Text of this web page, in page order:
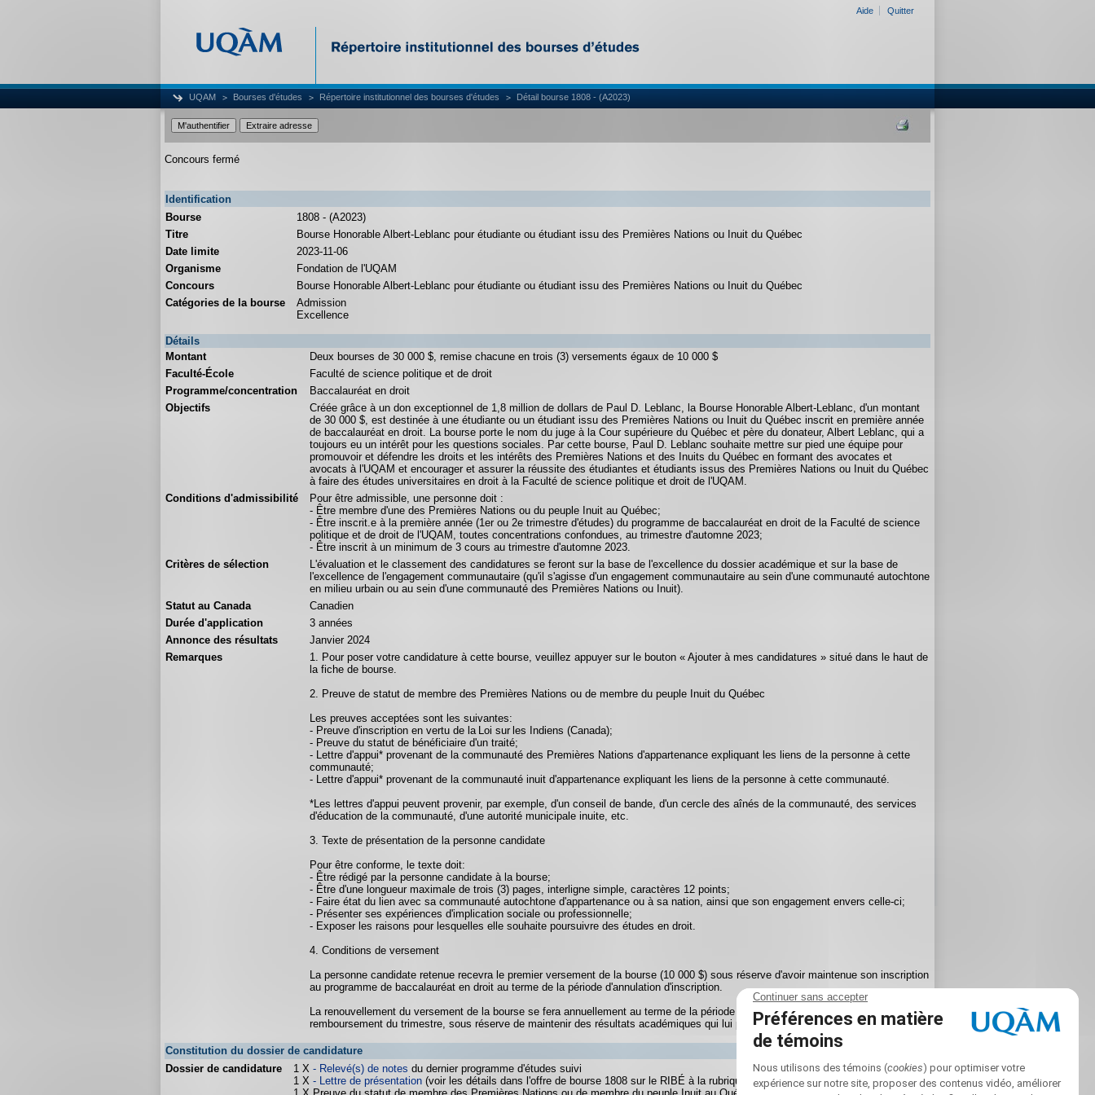
Aide Quitter
UQAM Bourses d'études Répertoire institutionnel des bourses d'études Détail bourse 1808 - (A2023)
Concours fermé
Identification
Bourse
1808 - (A2023)
Titre
Bourse Honorable Albert-Leblanc pour étudiante ou étudiant issu des Premières Nations ou Inuit du Québec
Date limite
2023-11-06
Organisme
Fondation de l'UQAM
Concours
Bourse Honorable Albert-Leblanc pour étudiante ou étudiant issu des Premières Nations ou Inuit du Québec
Catégories de la bourse
Admission
Excellence
Détails
Montant
Deux bourses de 30 000 $, remise chacune en trois (3) versements égaux de 10 000 $
Faculté-École
Faculté de science politique et de droit
Programme/concentration
Baccalauréat en droit
Objectifs
Créée grâce à un don exceptionnel de 1,8 million de dollars de Paul D. Leblanc, la Bourse Honorable Albert-Leblanc, d'un montant
de 30 000 $, est destinée à une étudiante ou un étudiant issu des Premières Nations ou Inuit du Québec inscrit en première année
de baccalauréat en droit. La bourse porte le nom du juge à la Cour supérieure du Québec et père du donateur, Albert Leblanc, qui a
toujours eu un intérêt pour les questions sociales. Par cette bourse, Paul D. Leblanc souhaite mettre sur pied une équipe pour
promouvoir et défendre les droits et les intérêts des Premières Nations et des Inuits du Québec en formant des avocates et
avocats à l'UQAM et encourager et assurer la réussite des étudiantes et étudiants issus des Premières Nations ou Inuit du Québec
à faire des études universitaires en droit à la Faculté de science politique et droit de l'UQAM.
Conditions d'admissibilité
Pour être admissible, une personne doit :
- Être membre d'une des Premières Nations ou du peuple Inuit au Québec;
- Être inscrit.e à la première année (1er ou 2e trimestre d'études) du programme de baccalauréat en droit de la Faculté de science
politique et de droit de l'UQAM, toutes concentrations confondues, au trimestre d'automne 2023;
- Être inscrit à un minimum de 3 cours au trimestre d'automne 2023.
Critères de sélection
L'évaluation et le classement des candidatures se feront sur la base de l'excellence du dossier académique et sur la base de
l'excellence de l'engagement communautaire (qu'il s'agisse d'un engagement communautaire au sein d'une communauté autochtone
en milieu urbain ou au sein d'une communauté des Premières Nations ou Inuit).
Statut au Canada
Canadien
Durée d'application
3 années
Annonce des résultats
Janvier 2024
Remarques
1. Pour poser votre candidature à cette bourse, veuillez appuyer sur le bouton « Ajouter à mes candidatures » situé dans le haut de
la fiche de bourse.
2. Preuve de statut de membre des Premières Nations ou de membre du peuple Inuit du Québec
Les preuves acceptées sont les suivantes:
- Preuve d'inscription en vertu de la Loi sur les Indiens (Canada);
- Preuve du statut de bénéficiaire d'un traité;
- Lettre d'appui* provenant de la communauté des Premières Nations d'appartenance expliquant les liens de la personne à cette
communauté;
- Lettre d'appui* provenant de la communauté inuit d'appartenance expliquant les liens de la personne à cette communauté.
*Les lettres d'appui peuvent provenir, par exemple, d'un conseil de bande, d'un cercle des aînés de la communauté, des services
d'éducation de la communauté, d'une autorité municipale inuite, etc.
3. Texte de présentation de la personne candidate
Pour être conforme, le texte doit:
- Être rédigé par la personne candidate à la bourse;
- Être d'une longueur maximale de trois (3) pages, interligne simple, caractères 12 points;
- Faire état du lien avec sa communauté autochtone d'appartenance ou à sa nation, ainsi que son engagement envers celle-ci;
- Présenter ses expériences d'implication sociale ou professionnelle;
- Exposer les raisons pour lesquelles elle souhaite poursuivre des études en droit.
4. Conditions de versement
La personne candidate retenue recevra le premier versement de la bourse (10 000 $) sous réserve d'avoir maintenue son inscription
au programme de baccalauréat en droit au terme de la période d'annulation d'inscription.
La renouvellement du versement de la bourse se fera annuellement au terme de la période d'annulation d'inscription avec
remboursement du trimestre, sous réserve de maintenir des résultats académiques qui lui permettent de poursuivre ses études.
Constitution du dossier de candidature
Dossier de candidature
1 X - Relevé(s) de notes du dernier programme d'études suivi
1 X - Lettre de présentation (voir les détails dans l'offre de bourse 1808 sur le RIBÉ à la rubrique "Remarques")